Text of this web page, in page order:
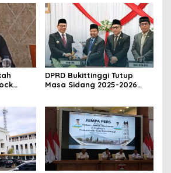
Militer (KODAM) XX/Tuanku
Imam Bonjol
DPRD Bukittinggi Tutup
Masa Sidang 2025-2026
Beri Apresiasi